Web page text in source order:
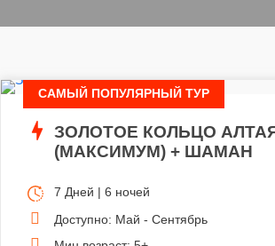
САМЫЙ ПОПУЛЯРНЫЙ ТУР
ЗОЛОТОЕ КОЛЬЦО
(МАКСИМУМ) + ШАМАН
7 Дней | 6 ночей
Доступно: Май - Сентябрь